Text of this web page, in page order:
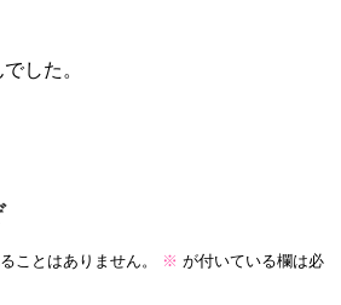
した。
ことはありません。 ※ が付いている欄は必